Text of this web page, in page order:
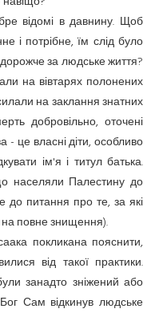
відомі в давнину. Щоб
і потрібне, їм слід було
за людське життя?
на вівтарях полонених
на заклання знатних
добровільно, оточені
це власні діти, особливо
ім'я і титул батька.
населяли Палестину до
до питання про те, за які
на повне знищення).
покликана пояснити,
від такої практики.
занадто зніжений або
Сам відкинув людське